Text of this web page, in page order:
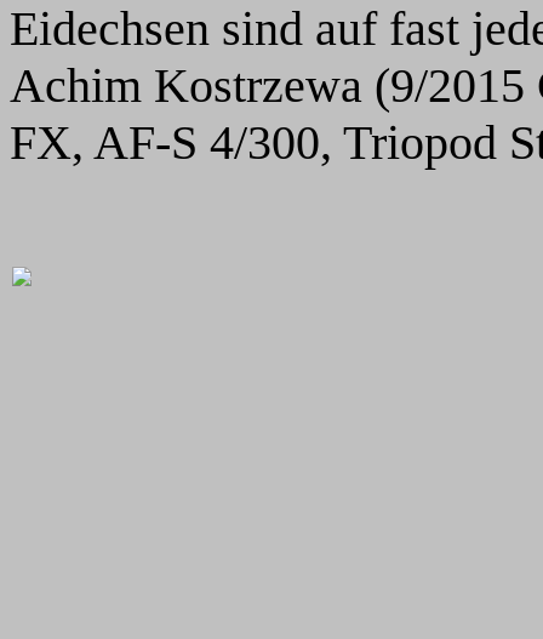
Eidechsen sind auf fast
Achim Kostrzewa (9/2015
FX, AF-S 4/300, Triopod